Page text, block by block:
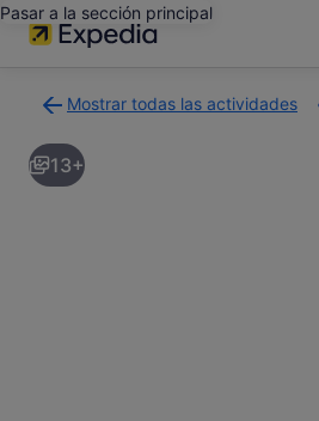
Pasar a la sección principal
Mostrar todas las actividades
a
la
página
13+